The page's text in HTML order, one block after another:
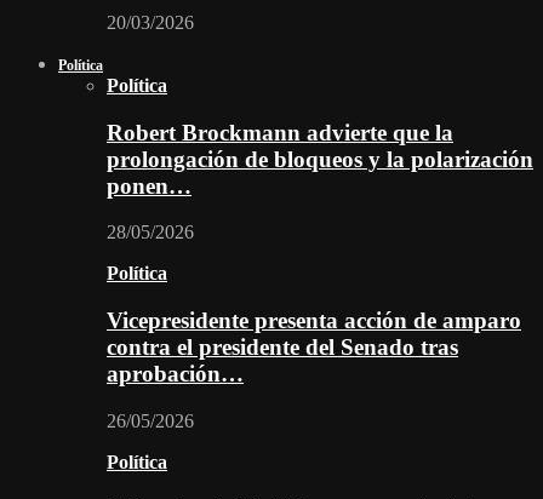
20/03/2026
Política
Política
Robert Brockmann advierte que la
prolongación de bloqueos y la polarización
ponen…
28/05/2026
Política
Vicepresidente presenta acción de amparo
contra el presidente del Senado tras
aprobación…
26/05/2026
Política